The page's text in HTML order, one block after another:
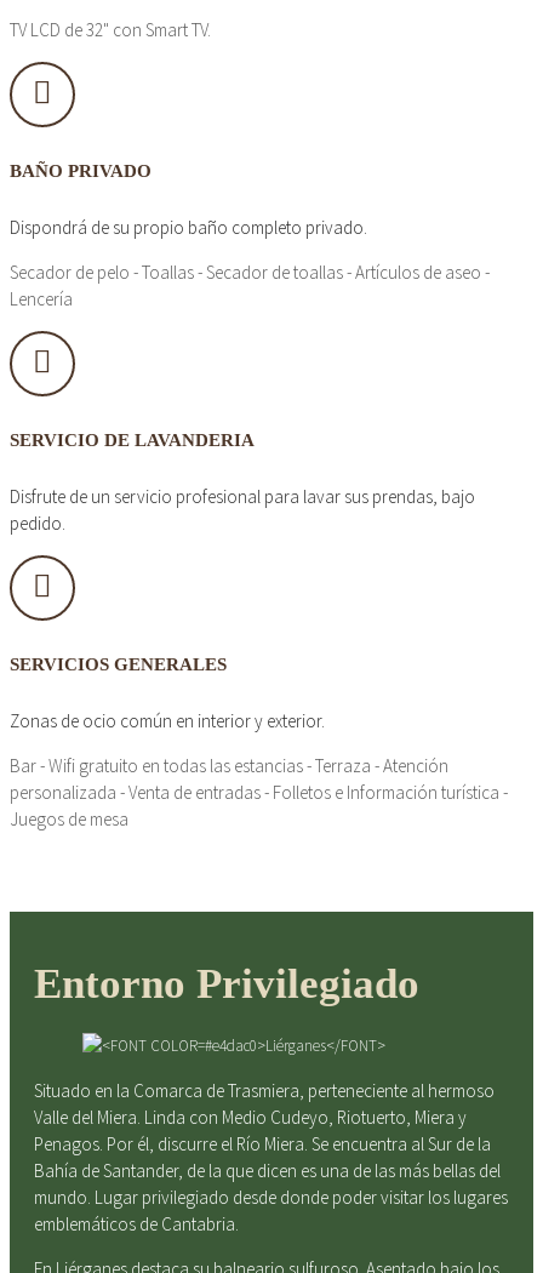
TV LCD de 32" con Smart TV.
BAÑO PRIVADO
Dispondrá de su propio baño completo privado.
Secador de pelo - Toallas - Secador de toallas - Artículos de aseo -
Lencería
SERVICIO DE LAVANDERIA
Disfrute de un servicio profesional para lavar sus prendas, bajo
pedido.
SERVICIOS GENERALES
Zonas de ocio común en interior y exterior.
Bar - Wifi gratuito en todas las estancias - Terraza - Atención
personalizada - Venta de entradas - Folletos e Información turística -
Juegos de mesa
Entorno Privilegiado
Situado en la Comarca de Trasmiera, perteneciente al hermoso
Valle del Miera. Linda con Medio Cudeyo, Riotuerto, Miera y
Penagos. Por él, discurre el Río Miera. Se encuentra al Sur de la
Bahía de Santander, de la que dicen es una de las más bellas del
mundo. Lugar privilegiado desde donde poder visitar los lugares
emblemáticos de Cantabria.